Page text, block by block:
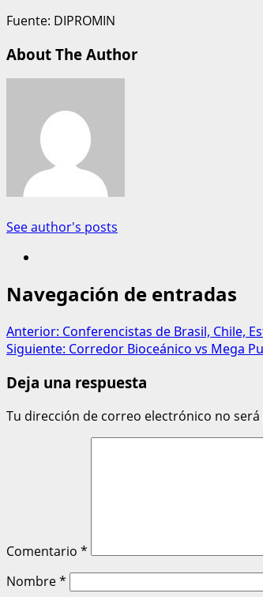
Fuente: DIPROMIN
About The Author
See author's posts
Navegación de entradas
Anterior: Conferencistas de Brasil, Chile,
Siguiente: Corredor Bioceánico vs Mega
Deja una respuesta
Tu dirección de correo electrónico no será
Comentario *
Nombre*